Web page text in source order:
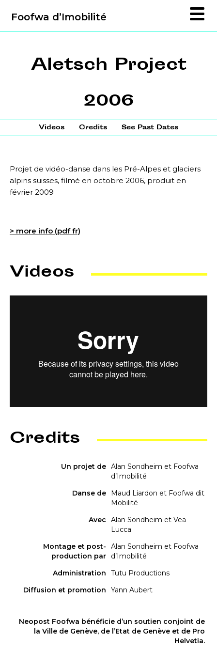
Foofwa d’Imobilité
Aletsch Project
2006
Videos Credits See Past Dates
Projet de vidéo-danse dans les Pré-Alpes et glaciers
alpins suisses, filmé en octobre 2006, produit en
février 2009
> more info (pdf fr)
Videos
Credits
Un projet de Alan Sondheim et Foofwa
d’Imobilité
Danse de
Maud Liardon et Foofwa dit
Mobilité
Avec
Alan Sondheim et Vea
Lucca
Montage et post-
production par
Alan Sondheim et Foofwa
d’Imobilité
Administration
Tutu Productions
Diffusion et promotion
Yann Aubert
Neopost Foofwa bénéficie d’un soutien conjoint de
la Ville de Genève, de l’Etat de Genève et de Pro
Helvetia.